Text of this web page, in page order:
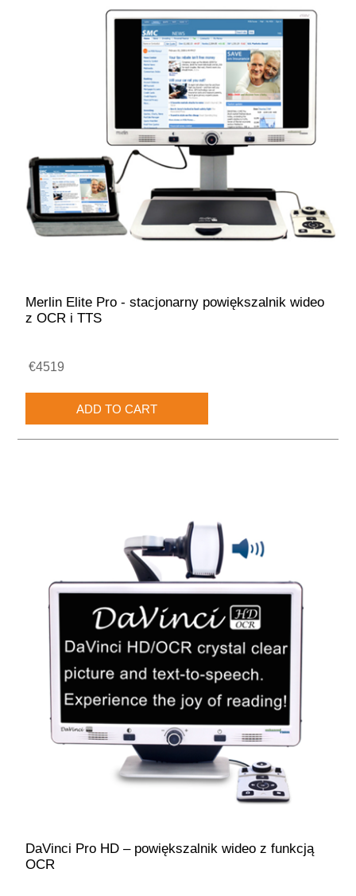
Merlin Elite Pro - stacjonarny powiększalnik wideo
z OCR i TTS
€4519
DaVinci Pro HD – powiększalnik wideo z funkcją
OCR